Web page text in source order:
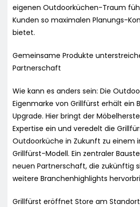
eigenen Outdoorküchen-Traum
Kunden so maximalen Planungs-
bietet.
Gemeinsame Produkte
Partnerschaft
Wie kann es anders sein: Die
Eigenmarke von Grillfürst erhält ein
Upgrade. Hier bringt der
Expertise ein und veredelt die
Outdoorküche in Zukunft zu einem
Grillfürst-Modell. Ein zentraler
neuen Partnerschaft, die zukünftig
weitere Branchenhighlights
Grillfürst eröffnet Store am